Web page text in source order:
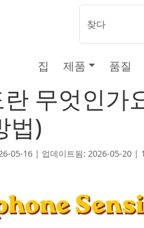
집 제품 품질
무엇인가
법)
05-16 | 업데이트됨: 2026-05-20 |